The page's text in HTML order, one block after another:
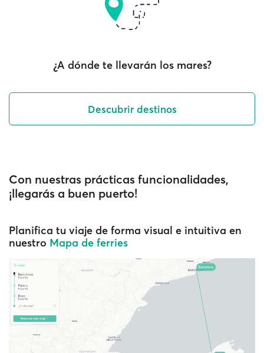
¿A dónde te llevarán los mares?
Descubrir destinos
Con nuestras prácticas funcionalidades,
¡llegarás a buen puerto!
Planifica tu viaje de forma visual e intuitiva en
nuestro Mapa de ferries